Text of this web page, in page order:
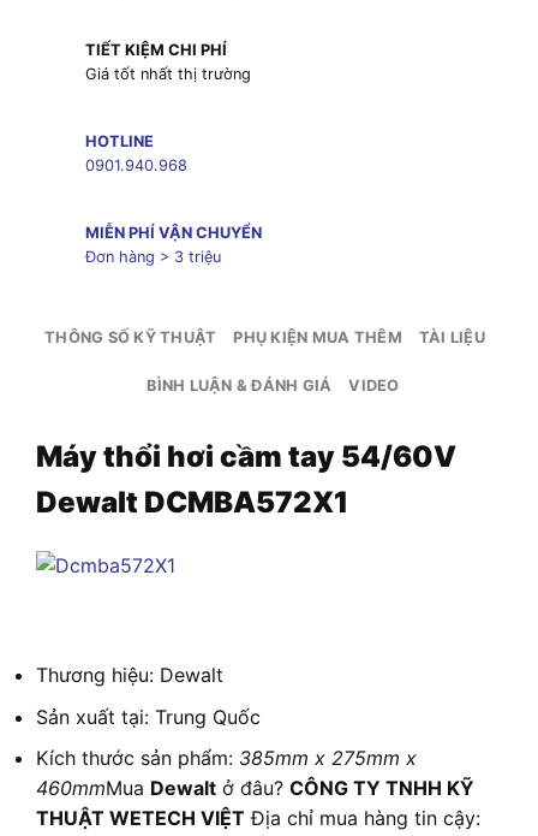
TIẾT KIỆM CHI PHÍ
Giá tốt nhất thị trường
HOTLINE
0901.940.968
MIỄN PHÍ VẬN CHUYỂN
Đơn hàng > 3 triệu
THÔNG SỐ KỸ THUẬT PHỤ KIỆN MUA THÊM TÀI LIỆU
BÌNH LUẬN & ĐÁNH GIÁ VIDEO
Máy thổi hơi cầm tay 54/60V
Dewalt DCMBA572X1
Thương hiệu: Dewalt
Sản xuất tại: Trung Quốc
Kích thước sản phẩm: 385mm x 275mm x
460mmMua Dewalt ở đâu? CÔNG TY TNHH KỸ
THUẬT WETECH VIỆT Địa chỉ mua hàng tin cậy: